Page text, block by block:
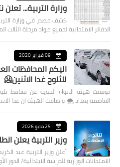
وزارة التربية...
كشف مصدر في وزارة
الدفاتر الامتحانية لجميع مواد مرحلة الثالث
09 فبراير 2020
اليكم المحافظات
للثلوج غدا الاثنين🥶
توقعت هيئة الانواء الجوية عن
العاصمة بغداد ⁦🌨️⁩ واضافت الهيئة ان غدا الاثنين …
25 مايو 2026
وزير التربية يعلن
أعلن وزير التربية عبد
الامتحانات الوزارية للدراسة الابتدائية/ الدور